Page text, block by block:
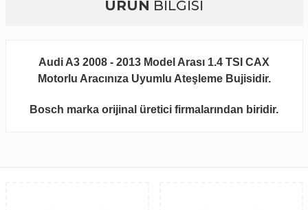
ÜRÜN BİLGİSİ
Audi A3 2008 - 2013 Model Arası 1.4 TSI CAX
Motorlu Aracınıza Uyumlu Ateşleme Bujisidir.
Bosch marka orijinal üretici firmalarından biridir.